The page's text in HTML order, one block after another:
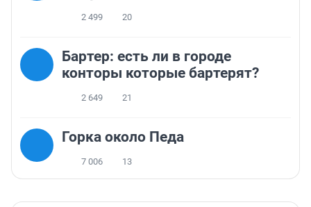
2 499 20
Бартер: есть ли в городе
конторы которые бартерят?
2 649 21
Горка около Педа
7 006 13